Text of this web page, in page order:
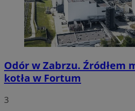
Odór w Zabrzu. Źródłem
kotła w Fortum
3